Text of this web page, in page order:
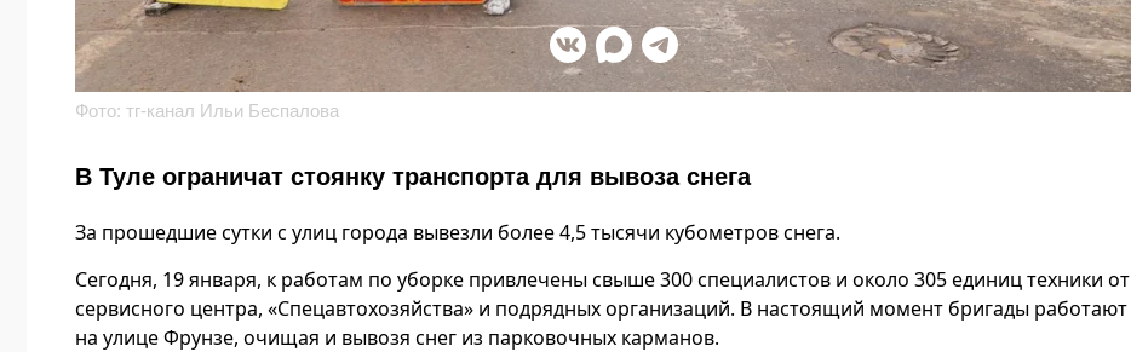
Фото: тг-канал Ильи Беспалова
В Туле ограничат стоянку транспорта для вывоза снега
За прошедшие сутки с улиц города вывезли более 4,5 тысячи кубометров снега.
Сегодня, 19 января, к работам по уборке привлечены свыше 300 специалистов и около 305 единиц техники от
сервисного центра, «Спецавтохозяйства» и подрядных организаций. В настоящий момент бригады работают
на улице Фрунзе, очищая и вывозя снег из парковочных карманов.